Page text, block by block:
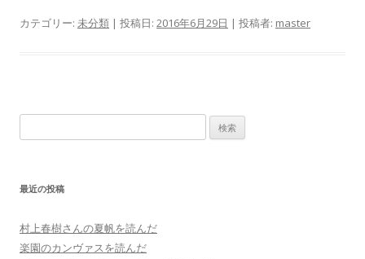
カテゴリー: 未分類 | 投稿日: 2016年6月29日 | 投稿者: master
索:
最近の投稿
村上春樹さんの夏帆を読んだ
楽園のカンヴァスを読んだ